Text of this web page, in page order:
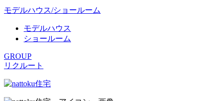
モデルハウス/ショールーム
モデルハウス
ショールーム
GROUP
リクルート